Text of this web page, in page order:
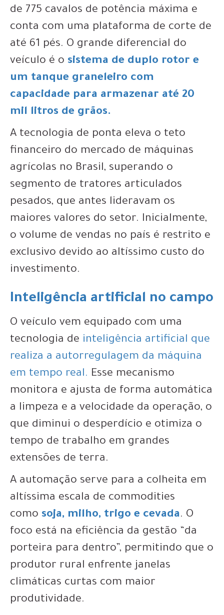
de 775 cavalos de potência máxima e
conta com uma plataforma de corte de
até 61 pés. O grande diferencial do
veículo é o sistema de duplo rotor e
um tanque graneleiro com
capacidade para armazenar até 20
mil litros de grãos.
A tecnologia de ponta eleva o teto
financeiro do mercado de máquinas
agrícolas no Brasil, superando o
segmento de tratores articulados
pesados, que antes lideravam os
maiores valores do setor. Inicialmente,
o volume de vendas no país é restrito e
exclusivo devido ao altíssimo custo do
investimento.
Inteligência artificial no campo
O veículo vem equipado com uma
tecnologia de inteligência artificial que
realiza a autorregulagem da máquina
em tempo real. Esse mecanismo
monitora e ajusta de forma automática
a limpeza e a velocidade da operação, o
que diminui o desperdício e otimiza o
tempo de trabalho em grandes
extensões de terra.
A automação serve para a colheita em
altíssima escala de commodities
como soja, milho, trigo e cevada. O
foco está na eficiência da gestão “da
porteira para dentro”, permitindo que o
produtor rural enfrente janelas
climáticas curtas com maior
produtividade.